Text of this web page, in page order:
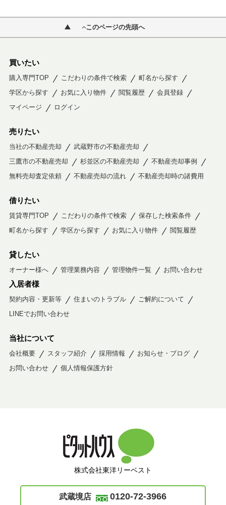
このページの先頭へ
買いたい
購入専門TOP こだわりの条件で検索
町名から探す
学区から探す
お気に入り物件 閲覧履歴
会員登録
マイページ
ログイン
売りたい
当社の不動産売却
武蔵野市の不動産売却
三鷹市の不動産売却
杉並区の不動産売却
不動産売却事例
無料売却査定依頼
不動産売却の流れ 不動産売却時の諸費用
借りたい
賃貸専門TOP こだわりの条件で検索
保存した検索条件
町名から探す
学区から探す お気に入り物件 閲覧履歴
貸したい
オーナー様へ 管理業務内容 管理物件一覧 お問い合わせ
入居者様
契約内容・更新等 住まいのトラブル
ご解約について
LINEでお問い合わせ
当社について
会社概要 スタッフ紹介 採用情報
お知らせ・ブログ
お問い合わせ
個人情報保護方針
株式会社東洋リーベスト
武蔵境店 0120-72-3966